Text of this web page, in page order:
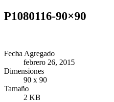
P1080116-90×90
Fecha Agregado
febrero 26, 2015
Dimensiones
90 x 90
Tamaño
2 KB